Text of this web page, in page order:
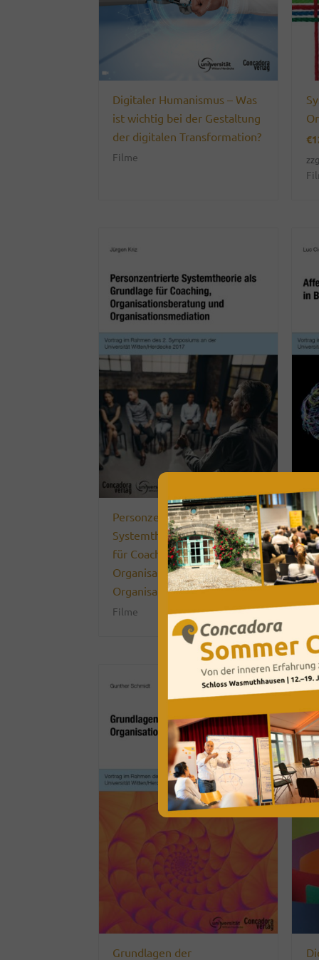
Digitaler Humanismus – Was
ist wichtig bei der Gestaltung
der digitalen Transformation?
Filme
€
Personzentrierte
Systemtheorie als Grundlage
für Coaching,
Organisationsberatung und
Organisationsmediation
Filme
Grundlagen der